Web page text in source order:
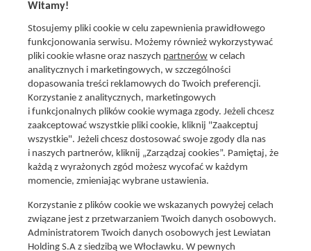
Social media
Znajdź nas na:
Promocje i oferty
Aktualna gazetka
Produkty Lewiatan
Gotuję z Lewiatanem
Znajdź sklep
Karta Mój Lewiatan
Fundacja Lewiatan
Witamy!
Stosujemy pliki cookie w celu zapewnienia prawidłowego
funkcjonowania serwisu. Możemy również wykorzystywać
pliki cookie własne oraz naszych partnerów w celach
analitycznych i marketingowych, w szczególności
dopasowania treści reklamowych do Twoich preferencji.
Korzystanie z analitycznych, marketingowych
i funkcjonalnych plików cookie wymaga zgody. Jeżeli chcesz
zaakceptować wszystkie pliki cookie, kliknij "Zaakceptuj
wszystkie". Jeżeli chcesz dostosować swoje zgody dla nas
i naszych partnerów, kliknij „Zarządzaj cookies”. Pamiętaj, że
każdą z wyrażonych zgód możesz wycofać w każdym
momencie, zmieniając wybrane ustawienia.
Korzystanie z plików cookie we wskazanych powyżej celach
związane jest z przetwarzaniem Twoich danych osobowych.
Administratorem Twoich danych osobowych jest Lewiatan
Holding S.A z siedzibą we Włocławku. W pewnych